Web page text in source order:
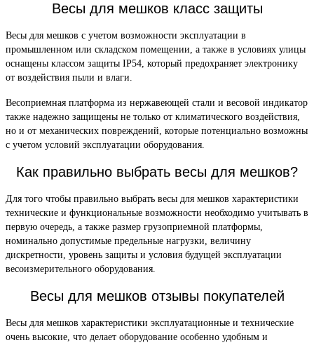
Весы для мешков класс защиты
Весы для мешков с учетом возможности эксплуатации в
промышленном или складском помещении, а также в условиях улицы
оснащены классом защиты IP54, который предохраняет электронику
от воздействия пыли и влаги.
Весоприемная платформа из нержавеющей стали и весовой индикатор
также надежно защищены не только от климатического воздействия,
но и от механических повреждений, которые потенциально возможны
с учетом условий эксплуатации оборудования.
Как правильно выбрать весы для мешков?
Для того чтобы правильно выбрать весы для мешков характеристики
технические и функциональные возможности необходимо учитывать в
первую очередь, а также размер грузоприемной платформы,
номинально допустимые предельные нагрузки, величину
дискретности, уровень защиты и условия будущей эксплуатации
весоизмерительного оборудования.
Весы для мешков отзывы покупателей
Весы для мешков характеристики эксплуатационные и технические
очень высокие, что делает оборудование особенно удобным и